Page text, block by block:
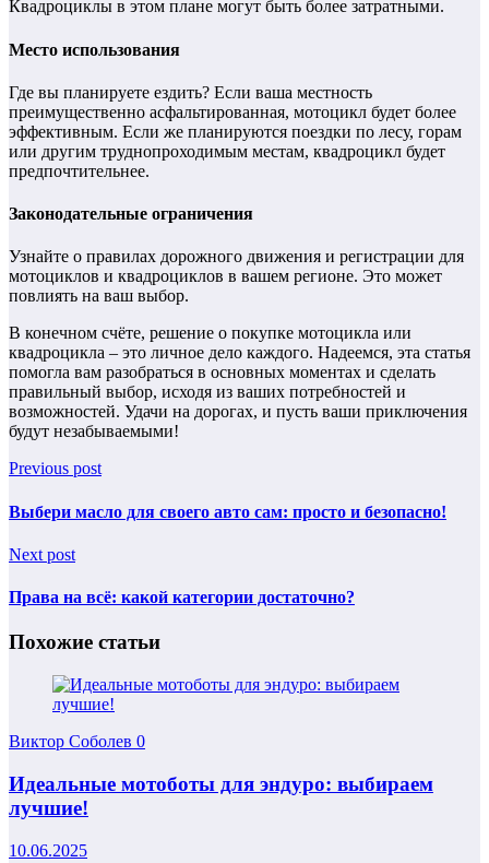
Квадроциклы в этом плане могут быть более затратными.
Место использования
Где вы планируете ездить? Если ваша местность
преимущественно асфальтированная, мотоцикл будет более
эффективным. Если же планируются поездки по лесу, горам
или другим труднопроходимым местам, квадроцикл будет
предпочтительнее.
Законодательные ограничения
Узнайте о правилах дорожного движения и регистрации для
мотоциклов и квадроциклов в вашем регионе. Это может
повлиять на ваш выбор.
В конечном счёте, решение о покупке мотоцикла или
квадроцикла – это личное дело каждого. Надеемся, эта статья
помогла вам разобраться в основных моментах и сделать
правильный выбор, исходя из ваших потребностей и
возможностей. Удачи на дорогах, и пусть ваши приключения
будут незабываемыми!
Previous post
Выбери масло для своего авто сам: просто и безопасно!
Next post
Права на всё: какой категории достаточно?
Похожие статьи
Виктор Соболев 0
Идеальные мотоботы для эндуро: выбираем
лучшие!
10.06.2025